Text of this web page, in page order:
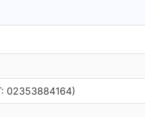
02353884164)